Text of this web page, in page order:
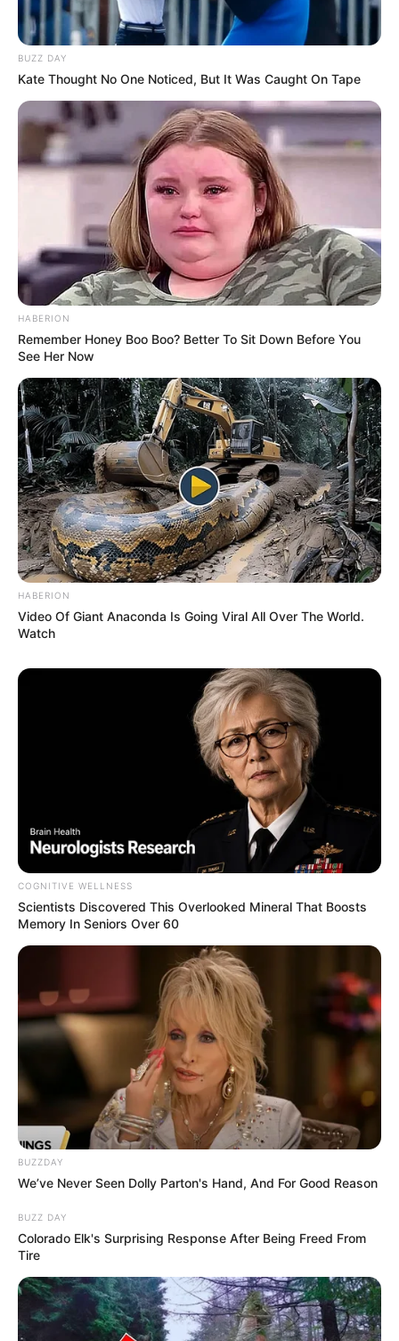
BUZZ DAY
Kate Thought No One Noticed, But It Was Caught On Tape
HABERION
Remember Honey Boo Boo? Better To Sit Down Before You
See Her Now
HABERION
Video Of Giant Anaconda Is Going Viral All Over The World.
Watch
COGNITIVE WELLNESS
Scientists Discovered This Overlooked Mineral That Boosts
Memory In Seniors Over 60
BUZZDAY
We’ve Never Seen Dolly Parton's Hand, And For Good Reason
BUZZ DAY
Colorado Elk's Surprising Response After Being Freed From
Tire